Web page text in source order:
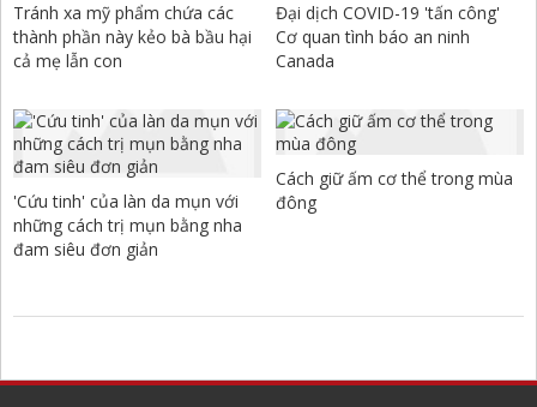
Tránh xa mỹ phẩm chứa các
thành phần này kẻo bà bầu hại
cả mẹ lẫn con
Đại dịch COVID-19 'tấn công'
Cơ quan tình báo an ninh
Canada
'Cứu tinh' của làn da mụn với
những cách trị mụn bằng nha
đam siêu đơn giản
Cách giữ ấm cơ thể trong mùa
đông